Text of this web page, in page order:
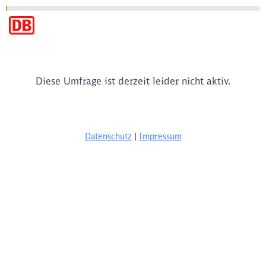
Diese Umfrage ist derzeit leider nicht aktiv.
Datenschutz| Impressum